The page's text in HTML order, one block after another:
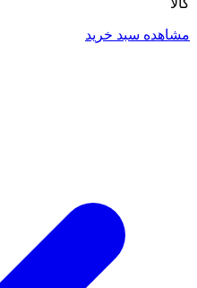
کالا
مشاهده سبد خرید